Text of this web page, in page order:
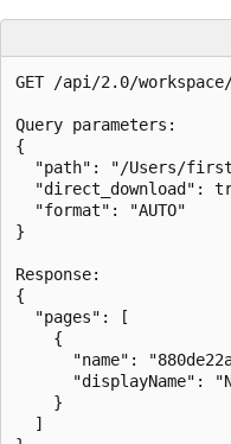
GET /api/2.0/
Query parameters:
{
"path": "/Users/
"direct_download":
  "format": "AUTO"
}
Response:
{
  "pages": [
    {
"name":
"displayName":
    }
  ]